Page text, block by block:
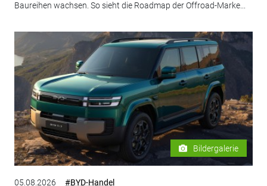
Baureihen wachsen. So sieht die Roadmap der Offroad-Marke...
Bildergalerie
05.08.2026 #BYD-Handel